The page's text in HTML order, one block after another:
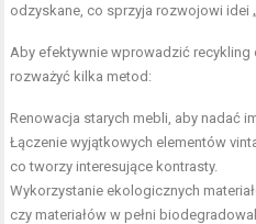
odzyskane, co sprzyja rozwojowi idei
Aby efektywnie wprowadzić
rozważyć kilka metod:
Renowacja starych mebli, aby nadać
Łączenie wyjątkowych elementów
co tworzy interesujące kontrasty.
Wykorzystanie ekologicznych
czy materiałów w pełni